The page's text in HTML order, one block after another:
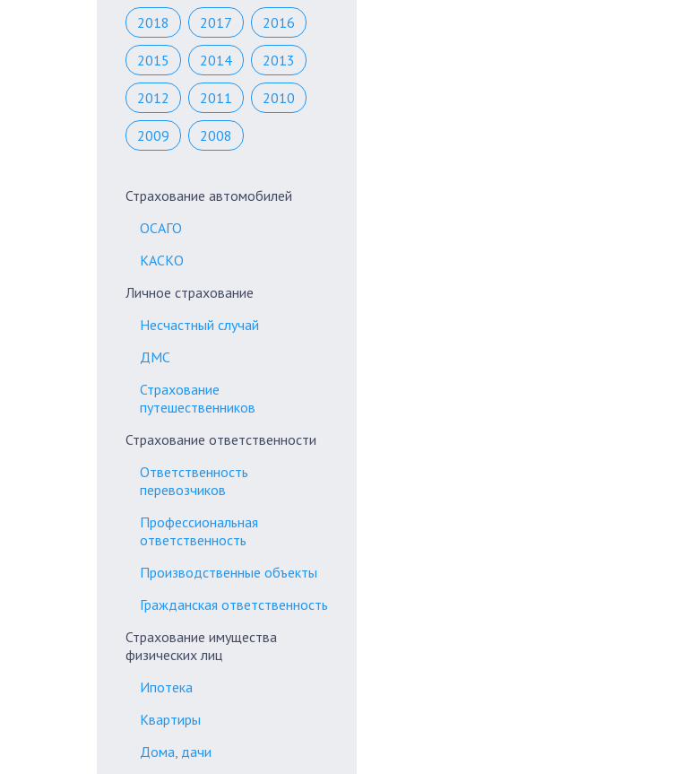
2018 2017 2016
2015 2014 2013
2012 2011 2010
2009 2008
Страхование автомобилей
ОСАГО
КАСКО
Личное страхование
Несчастный случай
ДМС
Страхование
путешественников
Страхование ответственности
Ответственность
перевозчиков
Профессиональная
ответственность
Производственные объекты
Гражданская ответственность
Страхование имущества
физических лиц
Ипотека
Квартиры
Дома, дачи